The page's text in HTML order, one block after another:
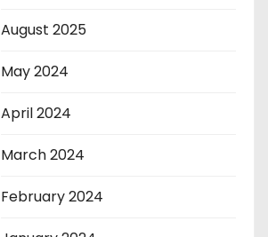
August 2025
May 2024
April 2024
March 2024
February 2024